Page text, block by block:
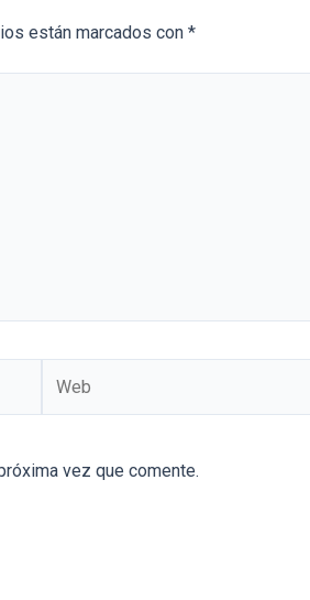
están marcados con *
vez que comente.